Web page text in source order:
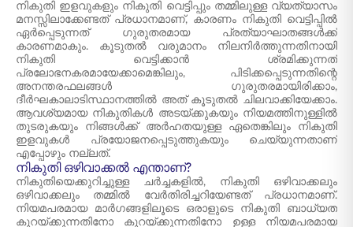
നികുതി ഇളവുകളും നികുതി വെട്ടിപ്പും തമ്മിലുള്ള വ്യത്യാസം
മനസ്സിലാക്കേണ്ടത് പ്രധാനമാണ്, കാരണം നികുതി വെട്ടിപ്പിൽ
ഏർപ്പെടുന്നത് ഗുരുതരമായ പ്രത്യാഘാതങ്ങൾക്ക്
കാരണമാകും. കൂടുതൽ വരുമാനം നിലനിർത്തുന്നതിനായി
നികുതി വെട്ടിക്കാൻ ശ്രമിക്കുന്നത്
പ്രലോഭനകരമായേക്കാമെങ്കിലും, പിടിക്കപ്പെടുന്നതിന്റെ
അനന്തരഫലങ്ങൾ ഗുരുതരമായിരിക്കാം,
ദീർഘകാലാടിസ്ഥാനത്തിൽ അത് കൂടുതൽ ചിലവാക്കിയേക്കാം.
ആവശ്യമായ നികുതികൾ അടയ്ക്കുകയും നിയമത്തിനുള്ളിൽ
തുടരുകയും നിങ്ങൾക്ക് അർഹതയുള്ള ഏതെങ്കിലും നികുതി
ഇളവുകൾ പ്രയോജനപ്പെടുത്തുകയും ചെയ്യുന്നതാണ്
എപ്പോഴും നല്ലത്.
നികുതി ഒഴിവാക്കൽ എന്താണ്?
നികുതിയെക്കുറിച്ചുള്ള ചർച്ചകളിൽ, നികുതി ഒഴിവാക്കലും
ഒഴിവാക്കലും തമ്മിൽ വേർതിരിച്ചറിയേണ്ടത് പ്രധാനമാണ്.
നിയമപരമായ മാർഗങ്ങളിലൂടെ ഒരാളുടെ നികുതി ബാധ്യത
കുറയ്ക്കുന്നതിനോ കുറയ്ക്കുന്നതിനോ ഉള്ള നിയമപരമായ